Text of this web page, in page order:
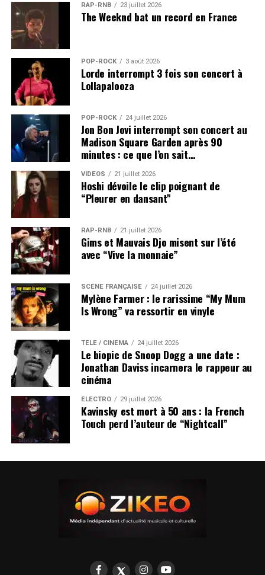
RAP-RNB 23 juillet 2026
The Weeknd bat un record en France
POP-ROCK 3 août 2026
Lorde interrompt 3 fois son concert à
Lollapalooza
POP-ROCK 24 juillet 2026
Jon Bon Jovi interrompt son concert au
Madison Square Garden après 90
minutes : ce que l’on sait…
VIDEOS 21 juillet 2026
Hoshi dévoile le clip poignant de
“Pleurer en dansant”
RAP-RNB 21 juillet 2026
Gims et Mauvais Djo misent sur l’été
avec “Vive la monnaie”
SCÈNE FRANÇAISE 24 juillet 2026
Mylène Farmer : le rarissime “My Mum
Is Wrong” va ressortir en vinyle
TÉLÉ / CINÉMA 24 juillet 2026
Le biopic de Snoop Dogg a une date :
Jonathan Daviss incarnera le rappeur au
cinéma
ÉLECTRO 29 juillet 2026
Kavinsky est mort à 50 ans : la French
Touch perd l’auteur de “Nightcall”